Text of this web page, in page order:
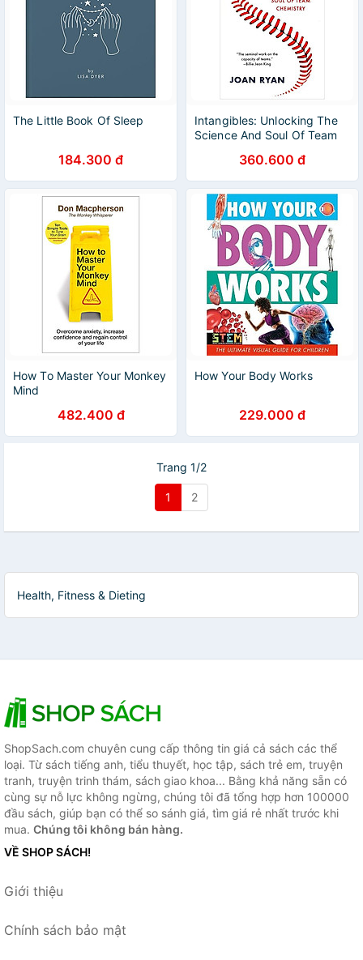
The Little Book Of Sleep
184.300 đ
Intangibles: Unlocking The
Science And Soul Of Team
360.600 đ
How To Master Your Monkey
Mind
482.400 đ
How Your Body Works
229.000 đ
Trang 1/2
1 2
Health, Fitness & Dieting
ShopSach.com chuyên cung cấp thông tin giá cả sách các thể
loại. Từ sách tiếng anh, tiểu thuyết, học tập, sách trẻ em, truyện
tranh, truyện trinh thám, sách giao khoa... Bằng khả năng sẵn có
cùng sự nỗ lực không ngừng, chúng tôi đã tổng hợp hơn 100000
đầu sách, giúp bạn có thể so sánh giá, tìm giá rẻ nhất trước khi
mua. Chúng tôi không bán hàng.
VỀ SHOP SÁCH!
Giới thiệu
Chính sách bảo mật